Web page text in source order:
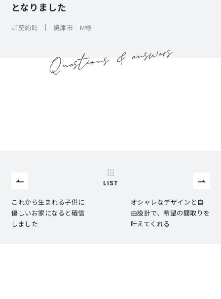
OWNER’S SITE オーナーズサイト
となりました
ご契約時 焼津市 M様
これから生まれる子供に
優しいお家になると確信
しました
LIST
オシャレなデザインと自
由設計で、希望の間取りを
叶えてくれる